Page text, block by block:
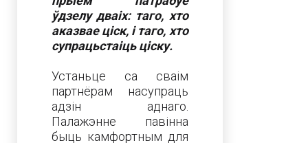
ўдзелу дваіх: таго, хто
аказвае ціск, і таго, хто
супрацьстаіць ціску.
Устаньце са сваім
партнёрам насупраць
адзін аднаго.
Палажэнне павінна
быць камфортным для